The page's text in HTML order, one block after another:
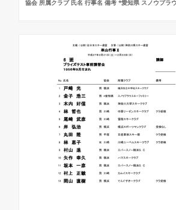
協会 所属クラブ 氏名 行事名 備考 *愛知県 スノウプラ